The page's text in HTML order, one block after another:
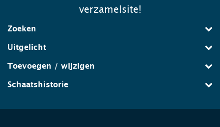
verzamelsite!
Zoeken
Uitgelicht
Toevoegen / wijzigen
Schaatshistorie